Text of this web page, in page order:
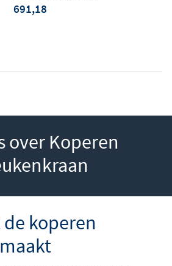
691,18
over Koperen
koperen